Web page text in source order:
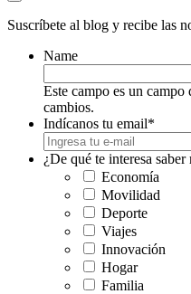
Suscríbete al blog y recibe las
Name
Este campo es un
cambios.
Indícanos tu email*
¿De qué te interesa saber
Economía
Movilidad
Deporte
Viajes
Innovación
Hogar
Familia